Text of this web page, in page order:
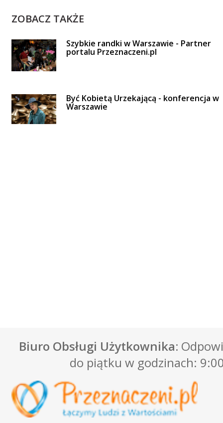
ZOBACZ TAKŻE
Szybkie randki w Warszawie - Partner
portalu Przeznaczeni.pl
Być Kobietą Urzekającą - konferencja w
Warszawie
Biuro Obsługi Użytkownika:
do piątku w godzinach: